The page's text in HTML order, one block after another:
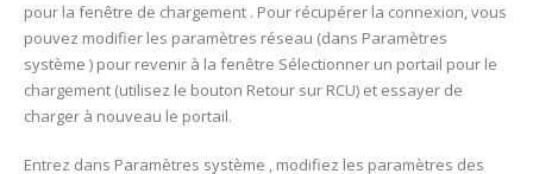
pour la fenêtre de chargement . Pour récupérer la connexion, vous
pouvez modifier les paramètres réseau (dans Paramètres
système ) pour revenir à la fenêtre Sélectionner un portail pour le
chargement (utilisez le bouton Retour sur RCU) et essayer de
charger à nouveau le portail.
Entrez dans Paramètres système , modifiez les paramètres des